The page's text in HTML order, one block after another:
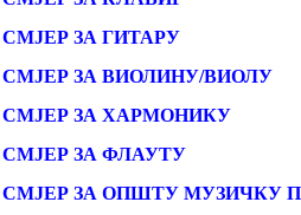
СМЈЕР ЗА ГИТАРУ
СМЈЕР ЗА ВИОЛИНУ/ВИОЛУ
СМЈЕР ЗА ХАРМОНИКУ
СМЈЕР ЗА ФЛАУТУ
СМЈЕР ЗА ОПШТУ МУЗИЧКУ